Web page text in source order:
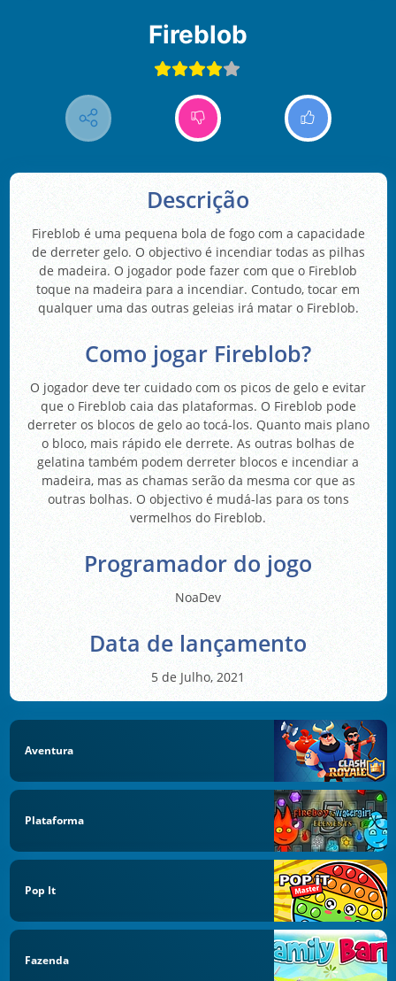
Fireblob
Descrição
Fireblob é uma pequena bola de fogo com a capacidade
de derreter gelo. O objectivo é incendiar todas as pilhas
de madeira. O jogador pode fazer com que o Fireblob
toque na madeira para a incendiar. Contudo, tocar em
qualquer uma das outras geleias irá matar o Fireblob.
Como jogar Fireblob?
O jogador deve ter cuidado com os picos de gelo e evitar
que o Fireblob caia das plataformas. O Fireblob pode
derreter os blocos de gelo ao tocá-los. Quanto mais plano
o bloco, mais rápido ele derrete. As outras bolhas de
gelatina também podem derreter blocos e incendiar a
madeira, mas as chamas serão da mesma cor que as
outras bolhas. O objectivo é mudá-las para os tons
vermelhos do Fireblob.
Programador do jogo
NoaDev
Data de lançamento
5 de Julho, 2021
Aventura
Plataforma
Pop It
Fazenda